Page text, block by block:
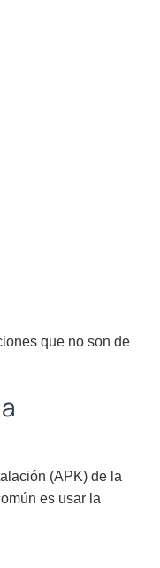
que no son de
(APK) de la
es usar la